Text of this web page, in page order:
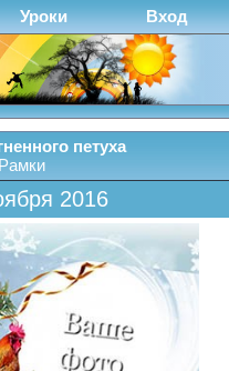
Уроки Вход
петуха
Рамки
2016